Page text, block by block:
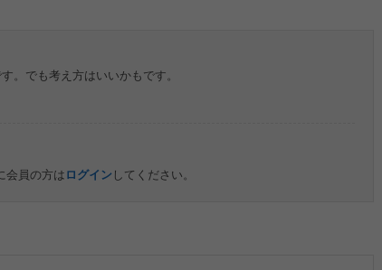
。でも考え方はいいかもです。
会員の方はログイン してください。